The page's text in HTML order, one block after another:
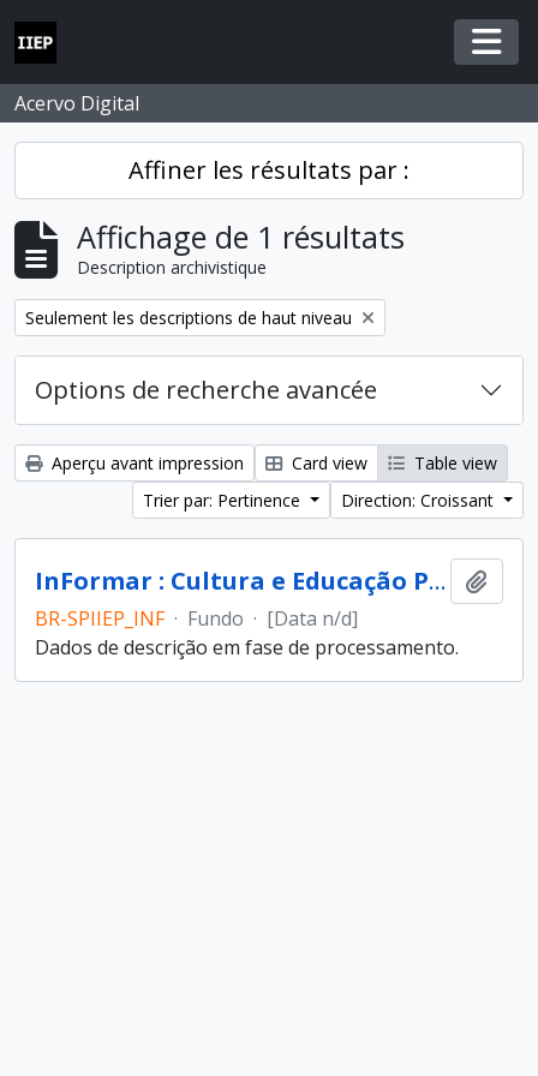
Skip to main content
Acervo Digital
Affiner les résultats par :
Affichage de 1 résultats
Description archivistique
Remove filter:
Seulement les descriptions de haut niveau
Options de recherche avancée
Aperçu avant impression Card view
Table view
Trier par: Pertinence
Direction: Croissant
InFormar : Cultura e Educação Popular (entidade)
BR-SPIIEP_INF · Fundo · [Data n/d]
Dados de descrição em fase de processamento.